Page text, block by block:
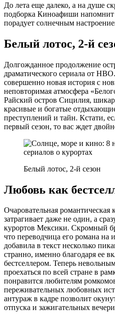
До лета еще далеко, а на душе
подборка Киноафиши напомнит
порадует солнечным
Белый лотос, 2-й
Долгожданное продолжение
драматического сериала от
совершенно новая история с
неповторимая атмосфера
Райский остров Сицилия,
красивые и богатые
преступлений и тайн. Кстати,
первый сезон, то вас ждет
Белый лотос, 2-й сезон
Любовь как
Очаровательная романтическая
затрагивает даже не один, а
курортов Мексики. Скромный
что переводчица его романа на
добавила в текст несколько
странно, именно благодаря ее
бестселлером. Теперь
проехаться по всей стране в
понравится любителям
переживательных любовных
антураж в кадре позволит
отпуска и зажигательных